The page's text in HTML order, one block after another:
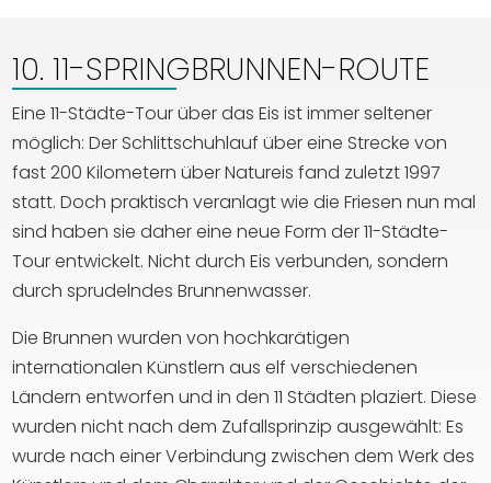
10. 11-SPRINGBRUNNEN-ROUTE
Eine 11-Städte-Tour über das Eis ist immer seltener
möglich: Der Schlittschuhlauf über eine Strecke von
fast 200 Kilometern über Natureis fand zuletzt 1997
statt. Doch praktisch veranlagt wie die Friesen nun mal
sind haben sie daher eine neue Form der 11-Städte-
Tour entwickelt. Nicht durch Eis verbunden, sondern
durch sprudelndes Brunnenwasser.
Die Brunnen wurden von hochkarätigen
internationalen Künstlern aus elf verschiedenen
Ländern entworfen und in den 11 Städten plaziert. Diese
wurden nicht nach dem Zufallsprinzip ausgewählt: Es
wurde nach einer Verbindung zwischen dem Werk des